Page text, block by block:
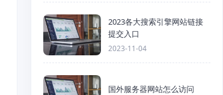
2023各大搜索引擎网站链接
提交入口
2023-11-04
国外服务器网站怎么访问